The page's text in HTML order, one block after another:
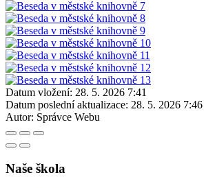
Datum vložení: 28. 5. 2026 7:41
Datum poslední aktualizace: 28. 5. 2026 7:46
Autor: Správce Webu
Naše škola